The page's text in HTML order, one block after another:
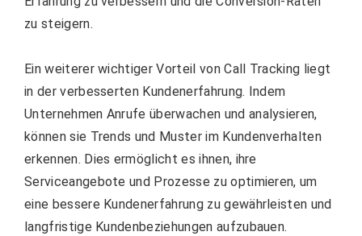
zu steigern.
Ein weiterer wichtiger Vorteil von Call Tracking liegt
in der verbesserten Kundenerfahrung. Indem
Unternehmen Anrufe überwachen und analysieren,
können sie Trends und Muster im Kundenverhalten
erkennen. Dies ermöglicht es ihnen, ihre
Serviceangebote und Prozesse zu optimieren, um
eine bessere Kundenerfahrung zu gewährleisten und
langfristige Kundenbeziehungen aufzubauen.